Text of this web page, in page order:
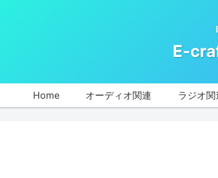
E-
Home オーディオ関連 ラジオ関